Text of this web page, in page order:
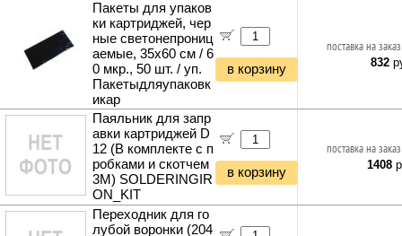
Пакеты для упаков
ки картриджей, чер
ные светонепрониц
аемые, 35x60 см / 6
0 мкр., 50 шт. / уп.
Пакетыдляупаковк
икар
в корзину
поставка на
832
Паяльник для запр
авки картриджей D
12 (В комплекте с п
робками и скотчем
3M) SOLDERINGIR
ON_KIT
в корзину
поставка на
1408
Переходник для го
лубой воронки (204